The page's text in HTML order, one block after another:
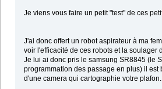
Je viens vous faire un petit "test" de ces
J'ai donc offert un robot aspirateur à ma
voir l'efficacité de ces robots et la soulager
Je lui ai donc pris le samsung SR8845 (le
programmation des passage en plus) il est
d'une camera qui cartographie votre plafon.